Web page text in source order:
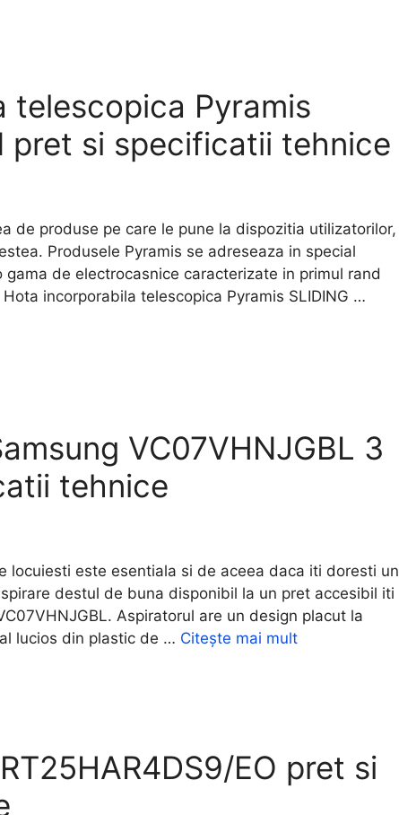
telescopica Pyramis
pret si specificatii tehnice
produse pe care le pune la dispozitia utilizatorilor,
Produsele Pyramis se adreseaza in special
de electrocasnice caracterizate in primul rand
incorporabila telescopica Pyramis SLIDING …
VC07VHNJGBL 3
tehnice
este esentiala si de aceea daca iti doresti un
destul de buna disponibil la un pret accesibil iti
Aspiratorul are un design placut la
lucios din plastic de … Citește mai mult
EO pret si